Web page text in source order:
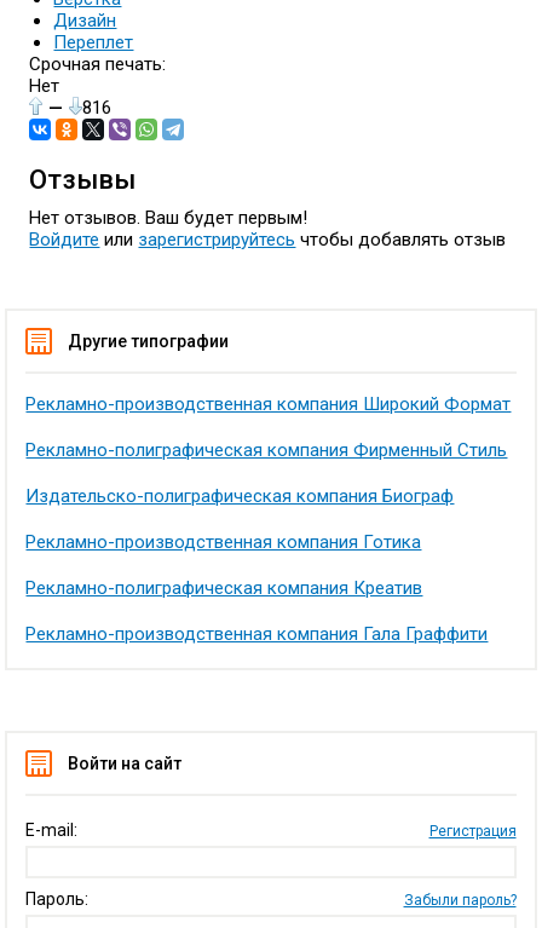
Дизайн
Переплет
Срочная печать:
Нет
—
816
Отзывы
Нет отзывов. Ваш будет первым!
Войдите или зарегистрируйтесь чтобы добавлять отзыв
Другие типографии
Рекламно-производственная компания Широкий Формат
Рекламно-полиграфическая компания Фирменный Стиль
Издательско-полиграфическая компания Биограф
Рекламно-производственная компания Готика
Рекламно-полиграфическая компания Креатив
Рекламно-производственная компания Гала Граффити
Войти на сайт
E-mail: Регистрация
Пароль: Забыли пароль?